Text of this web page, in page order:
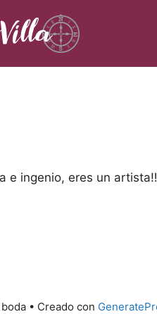
e ingenio, eres un artista‼
• Creado con